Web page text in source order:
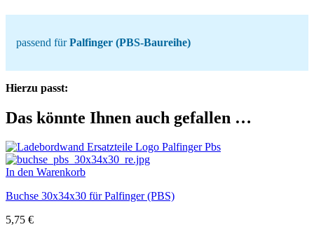
passend fürPalfinger (PBS-Baureihe)
Hierzu passt:
Das könnte Ihnen auch gefallen …
In den Warenkorb
Buchse 30x34x30 für Palfinger (PBS)
5,75 €